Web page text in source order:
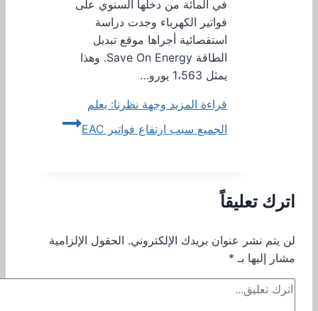
في المائة من دخلها السنوي على
فواتير الكهرباء وجدت دراسة
استقصائية أجراها موقع تبديل
الطاقة Save On Energy. وهذا
يمثل 1،563 يورو…
قراءة المزيد وجهة نظرنا: يعلم
الجميع سبب ارتفاع فواتير EAC
اترك تعليقاً
لن يتم نشر عنوان بريدك الإلكتروني. الحقول الإلزامية
مشار إليها بـ *